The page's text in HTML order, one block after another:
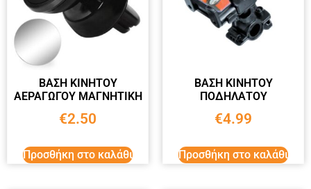
ΒΑΣΗ ΚΙΝΗΤΟΥ
ΑΕΡΑΓΩΓΟΥ ΜΑΓΝΗΤΙΚΗ
€2.50
Προσθήκη στο καλάθι
ΒΑΣΗ ΚΙΝΗΤΟΥ
ΠΟΔΗΛΑΤΟΥ
€4.99
Προσθήκη στο καλάθι